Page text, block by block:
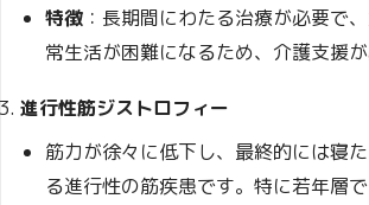
特徴：長期間にわたる治療が必要で
常生活が困難になるため、介護支援が
進行性筋ジストロフィー
筋力が徐々に低下し、最終的には寝
る進行性の筋疾患です。特に若年層